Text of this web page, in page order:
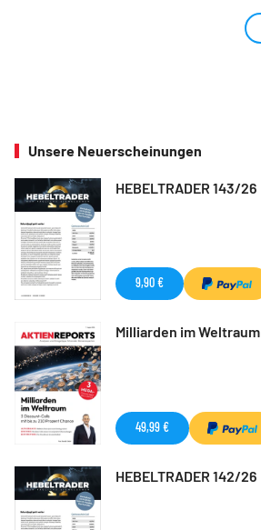
Unsere Neuerscheinungen
HEBELTRADER 143/26
9,90 €
Milliarden im Weltraum
49,99 €
HEBELTRADER 142/26